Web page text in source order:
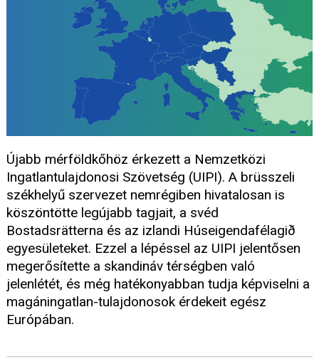
Újabb mérföldkőhöz érkezett a Nemzetközi
Ingatlantulajdonosi Szövetség (UIPI). A brüsszeli
székhelyű szervezet nemrégiben hivatalosan is
köszöntötte legújabb tagjait, a svéd
Bostadsrätterna és az izlandi Húseigendafélagið
egyesületeket. Ezzel a lépéssel az UIPI jelentősen
megerősítette a skandináv térségben való
jelenlétét, és még hatékonyabban tudja képviselni a
magáningatlan-tulajdonosok érdekeit egész
Európában.